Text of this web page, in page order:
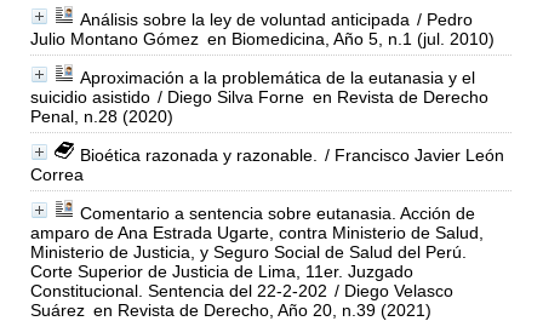
Análisis sobre la ley de voluntad anticipada / Pedro
Julio Montano Gómez en Biomedicina, Año 5, n.1 (jul. 2010)
Aproximación a la problemática de la eutanasia y el
suicidio asistido / Diego Silva Forne en Revista de Derecho
Penal, n.28 (2020)
Bioética razonada y razonable.
/ Francisco Javier León
Correa
Comentario a sentencia sobre eutanasia. Acción de
amparo de Ana Estrada Ugarte, contra Ministerio de Salud,
Ministerio de Justicia, y Seguro Social de Salud del Perú.
Corte Superior de Justicia de Lima, 11er. Juzgado
Constitucional. Sentencia del 22-2-202 / Diego Velasco
Suárez en Revista de Derecho, Año 20, n.39 (2021)